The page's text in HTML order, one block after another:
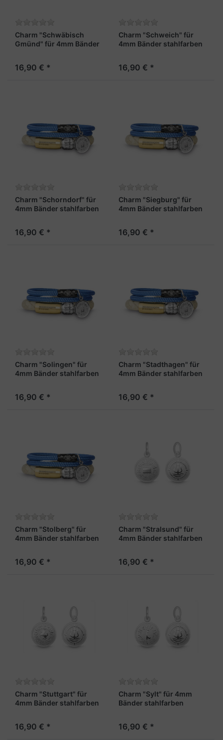
Charm "Schwäbisch
Gmünd" für 4mm Bänder
16,90 € *
Charm "Schweich" für
4mm Bänder stahlfarben
16,90 € *
Charm "Schorndorf" für
4mm Bänder stahlfarben
16,90 € *
Charm "Siegburg" für
4mm Bänder stahlfarben
16,90 € *
Charm "Solingen" für
4mm Bänder stahlfarben
16,90 € *
Charm "Stadthagen" für
4mm Bänder stahlfarben
16,90 € *
Charm "Stolberg" für
4mm Bänder stahlfarben
16,90 € *
Charm "Stralsund" für
4mm Bänder stahlfarben
16,90 € *
Charm "Stuttgart" für
4mm Bänder stahlfarben
16,90 € *
Charm "Sylt" für 4mm
Bänder stahlfarben
16,90 € *